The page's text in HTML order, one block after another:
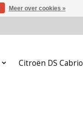
Citroën DS
Meer over cookies »